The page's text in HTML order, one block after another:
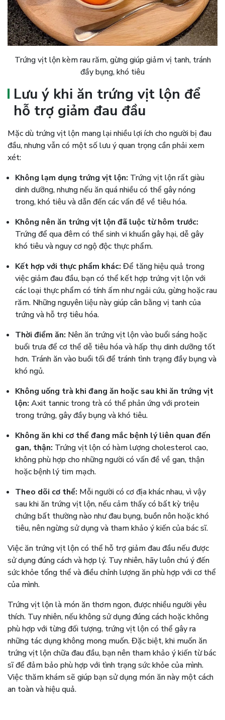
Trứng vịt lộn kèm rau răm, gừng giúp giảm vị tanh, tránh
đầy bụng, khó tiêu
Lưu ý khi ăn trứng vịt lộn để
hỗ trợ giảm đau đầu
Mặc dù trứng vịt lộn mang lại nhiều lợi ích cho người bị đau
đầu, nhưng vẫn có một số lưu ý quan trọng cần phải xem
xét:
Không lạm dụng trứng vịt lộn: Trứng vịt lộn rất giàu
dinh dưỡng, nhưng nếu ăn quá nhiều có thể gây nóng
trong, khó tiêu và dẫn đến các vấn đề về tiêu hóa.
Không nên ăn trứng vịt lộn đã luộc từ hôm trước:
Trứng để qua đêm có thể sinh vi khuẩn gây hại, dễ gây
khó tiêu và nguy cơ ngộ độc thực phẩm.
Kết hợp với thực phẩm khác: Để tăng hiệu quả trong
việc giảm đau đầu, bạn có thể kết hợp trứng vịt lộn với
các loại thực phẩm có tính ấm như ngải cứu, gừng hoặc rau
răm. Những nguyên liệu này giúp cân bằng vị tanh của
trứng và hỗ trợ tiêu hóa.
Thời điểm ăn: Nên ăn trứng vịt lộn vào buổi sáng hoặc
buổi trưa để cơ thể dễ tiêu hóa và hấp thụ dinh dưỡng tốt
hơn. Tránh ăn vào buổi tối để tránh tình trạng đầy bụng và
khó ngủ.
Không uống trà khi đang ăn hoặc sau khi ăn trứng vịt
lộn: Axit tannic trong trà có thể phản ứng với protein
trong trứng, gây đầy bụng và khó tiêu.
Không ăn khi cơ thể đang mắc bệnh lý liên quan đến
gan, thận: Trứng vịt lộn có hàm lượng cholesterol cao,
không phù hợp cho những người có vấn đề về gan, thận
hoặc bệnh lý tim mạch.
Theo dõi cơ thể: Mỗi người có cơ địa khác nhau, vì vậy
sau khi ăn trứng vịt lộn, nếu cảm thấy có bất kỳ triệu
chứng bất thường nào như đau bụng, buồn nôn hoặc khó
tiêu, nên ngừng sử dụng và tham khảo ý kiến của bác sĩ.
Việc ăn trứng vịt lộn có thể hỗ trợ giảm đau đầu nếu được
sử dụng đúng cách và hợp lý. Tuy nhiên, hãy luôn chú ý đến
sức khỏe tổng thể và điều chỉnh lượng ăn phù hợp với cơ thể
của mình.
Trứng vịt lộn là món ăn thơm ngon, được nhiều người yêu
thích. Tuy nhiên, nếu không sử dụng đúng cách hoặc không
phù hợp với từng đối tượng, trứng vịt lộn có thể gây ra
những tác dụng không mong muốn. Đặc biệt, khi muốn ăn
trứng vịt lộn chữa đau đầu, bạn nên tham khảo ý kiến từ bác
sĩ để đảm bảo phù hợp với tình trạng sức khỏe của mình.
Việc thăm khám sẽ giúp bạn sử dụng món ăn này một cách
an toàn và hiệu quả.